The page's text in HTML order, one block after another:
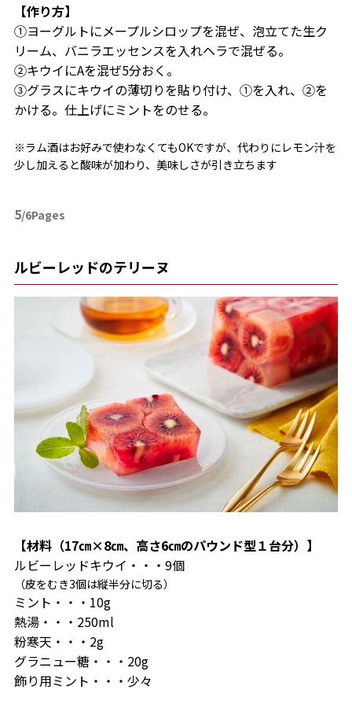
【作り方】
①ヨーグルトにメープルシロップを混ぜ、泡立てた生ク
リーム、バニラエッセンスを入れヘラで混ぜる。
②キウイにAを混ぜ5分おく。
③グラスにキウイの薄切りを貼り付け、①を入れ、②を
かける。仕上げにミントをのせる。
※ラム酒はお好みで使わなくてもOKですが、代わりにレモン汁を
少し加えると酸味が加わり、美味しさが引き立ちます
5/6Pages
ルビーレッドのテリーヌ
【材料（17㎝×8㎝、高さ6㎝のパウンド型１台分）】
ルビーレッドキウイ・・・9個
（皮をむき3個は縦半分に切る）
ミント・・・10g
熱湯・・・250ml
粉寒天・・・2g
グラニュー糖・・・20g
飾り用ミント・・・少々